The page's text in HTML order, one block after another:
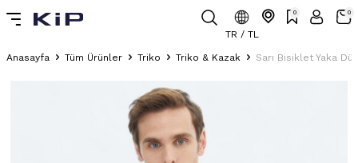
TR / TL
0 0
Anasayfa Tüm Ürünler Triko Triko & Kazak Sarı Bisiklet Yaka